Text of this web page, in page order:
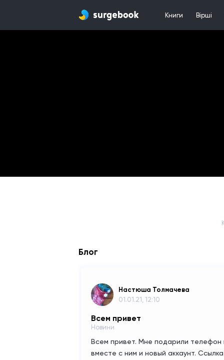
Книги Вірші
Блог
Настюша Толмачева
01.01.21, 12:10
Всем привет
Новини
Всем привет. Мне подарили телефон
вместе с ним и новый аккаунт.